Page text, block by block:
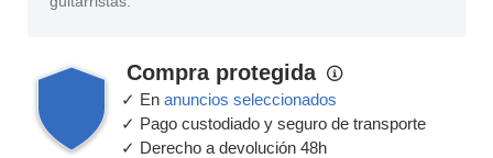
Compra protegida
✓ En anuncios seleccionados
✓ Pago custodiado y seguro de transporte
✓ Derecho a devolución 48h